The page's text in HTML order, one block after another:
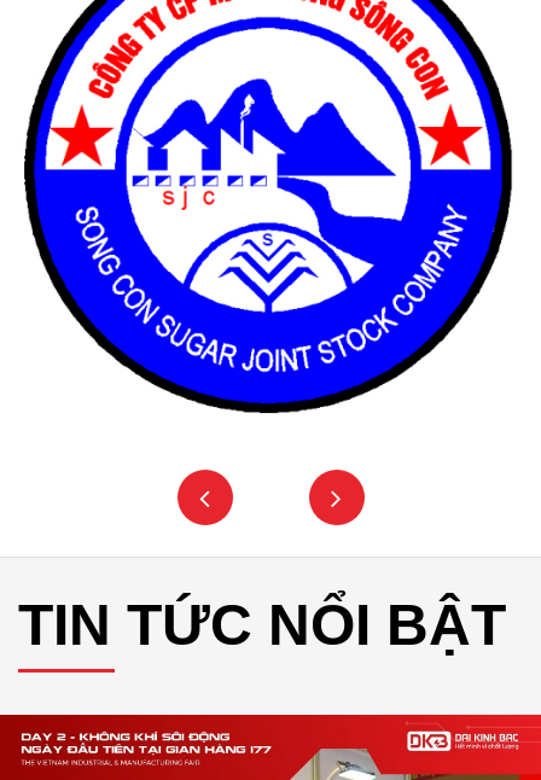
TIN TỨC NỔI BẬT